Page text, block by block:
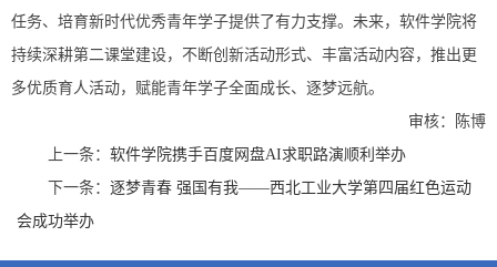
任务、培育新时代优秀青年学子提供了有力支撑。未来，软件学院将
持续深耕第二课堂建设，不断创新活动形式、丰富活动内容，推出更
多优质育人活动，赋能青年学子全面成长、逐梦远航。
审核：陈博
上一条： 软件学院携手百度网盘AI求职路演顺利举办
下一条： 逐梦青春 强国有我——西北工业大学第四届红色运动
会成功举办